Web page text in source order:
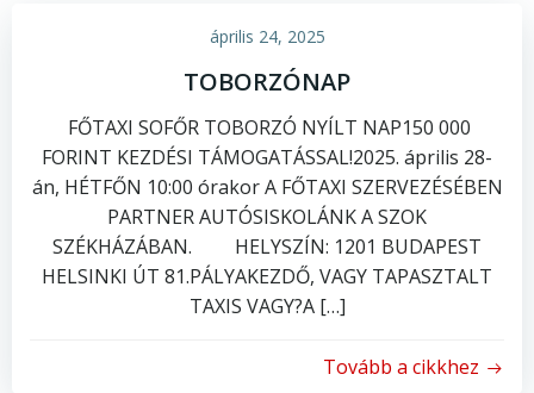
április 24, 2025
TOBORZÓNAP
FŐTAXI SOFŐR TOBORZÓ NYÍLT NAP150 000
FORINT KEZDÉSI TÁMOGATÁSSAL!2025. április 28-
án, HÉTFŐN 10:00 órakor A FŐTAXI SZERVEZÉSÉBEN
PARTNER AUTÓSISKOLÁNK A SZOK
SZÉKHÁZÁBAN. HELYSZÍN: 1201 BUDAPEST
HELSINKI ÚT 81.PÁLYAKEZDŐ, VAGY TAPASZTALT
TAXIS VAGY?A […]
Tovább a cikkhez